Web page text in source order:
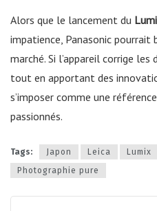
Alors que le lancement du
impatience, Panasonic
marché. Si l’appareil corrige
tout en apportant des
s’imposer comme une
passionnés.
Tags: Japon Leica Lumix
Photographie pure